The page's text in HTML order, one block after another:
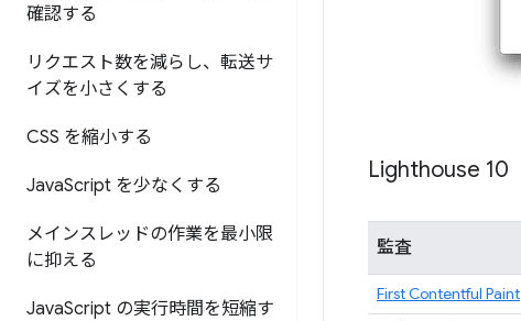
確認する
リクエスト数を減らし、転送サ
イズを小さくする
CSS を縮小する
JavaScript を少なくする
メインスレッドの作業を最小限
に抑える
JavaScript の実行時間を短縮す
Lighthouse 10
監査
First Contentful Paint